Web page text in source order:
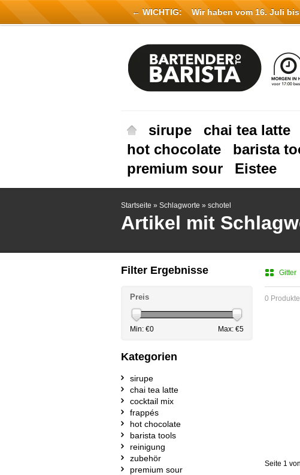
sirupe chai tea latte
hot chocolate
barista
premium sour
Eistee
Startseite » Schlagworte » schotel
Artikel mit
Gitter
0 Produkte
Seite 1
Filter Ergebnisse
Preis
Min: €0 Max: €5
Kategorien
sirupe
chai tea latte
cocktail mix
frappés
hot chocolate
barista tools
reinigung
zubehör
premium sour
← WICHTIG:Wir haben vom 16. Juli bis